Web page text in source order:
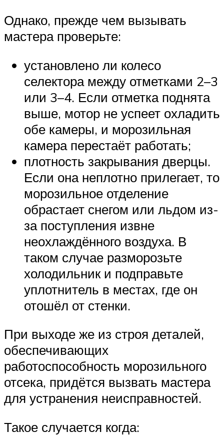
Однако, прежде чем вызывать
мастера проверьте:
установлено ли колесо
селектора между отметками 2–3
или 3–4. Если отметка поднята
выше, мотор не успеет охладить
обе камеры, и морозильная
камера перестаёт работать;
плотность закрывания дверцы.
Если она неплотно прилегает, то
морозильное отделение
обрастает снегом или льдом из-
за поступления извне
неохлаждённого воздуха. В
таком случае разморозьте
холодильник и подправьте
уплотнитель в местах, где он
отошёл от стенки.
При выходе же из строя деталей,
обеспечивающих
работоспособность морозильного
отсека, придётся вызвать мастера
для устранения неисправностей.
Такое случается когда: